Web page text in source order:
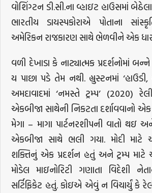
વોશિંગ્ટન ડી.સી.ના વ્હાઇટ હાઉસમાં
ભારતીય ડાયસ્પકોરાએ પોતાના
અમેરિકન રાજકારણ સાથે ભેળવીને એક
વળી દેખાડા કે નાટ્યાત્મક પ્રદર્શનોમાં
ય પાછા પડે તેમ નથી. હ્યુસ્ટનમાં
અમદાવાદમાં ‘નમસ્તે ટ્રમ્પ’
એકબીજા સાથેની નિકટતા દર્શાવવાનો
મેગા – માગા પાર્ટનરશીપની વાતો થઇ અને
એકબીજા સાથે ભલી ગયા. મોદી માટે
શક્તિનું એક પ્રદર્શન હતું અને ટ્રમ્પ માટે
મોડેલ માઇનોરિટી ગણાતા વિદેશી
સર્ટિફિકેટ હતું. કોઇએ એવું ન વિચાર્યું કે